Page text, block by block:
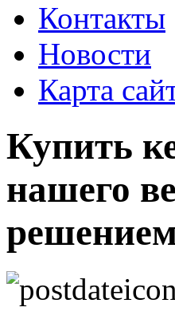
Контакты
Новости
Карта
Купить
нашего